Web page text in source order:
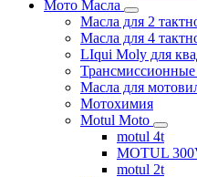
Мото Масла
Масла для 2
Масла для 4
LIqui Moly для
Масла для
Мотохимия
Motul Moto
motul 4t
MOTUL
motul 2t